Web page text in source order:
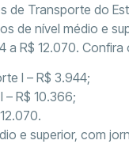
de Transporte do
de nível médio e
a R$ 12.070. Confira
I – R$ 3.944;
R$ 10.366;
e superior, com